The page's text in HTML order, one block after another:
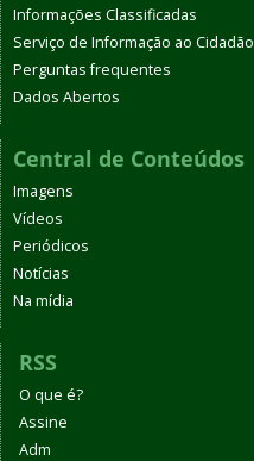
Informações Classificadas
Serviço de Informação ao Cidadão
Perguntas frequentes
Dados Abertos
Central de Conteúdos
Imagens
Vídeos
Periódicos
Notícias
Na mídia
RSS
O que é?
Assine
Adm